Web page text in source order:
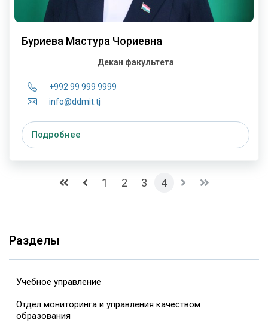
Буриева Мастура Чориевна
Декан факультета
+992 99 999 9999
info@ddmit.tj
Подробнее
1 2 3 4
Разделы
Учебное управление
Отдел мониторинга и управления качеством
образования